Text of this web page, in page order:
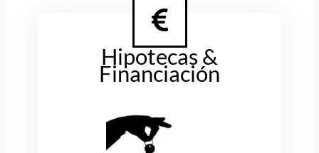
Hipotecas &
Financiación